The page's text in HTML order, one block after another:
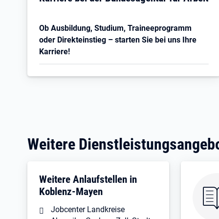
Ob Ausbildung, Studium, Traineeprogramm
oder Direkteinstieg – starten Sie bei uns Ihre
Karriere!
Weitere
Weitere Anlaufstellen in
Koblenz-Mayen
Jobcenter Landkreise